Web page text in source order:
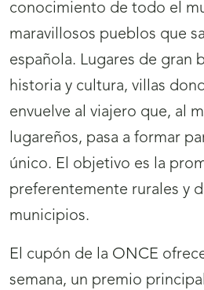
conocimiento de todo el
maravillosos pueblos que
española. Lugares de gran
historia y cultura, villas
envuelve al viajero que, al
lugareños, pasa a formar
único. El objetivo es la
preferentemente rurales y
municipios.
El cupón de la ONCE
semana, un premio